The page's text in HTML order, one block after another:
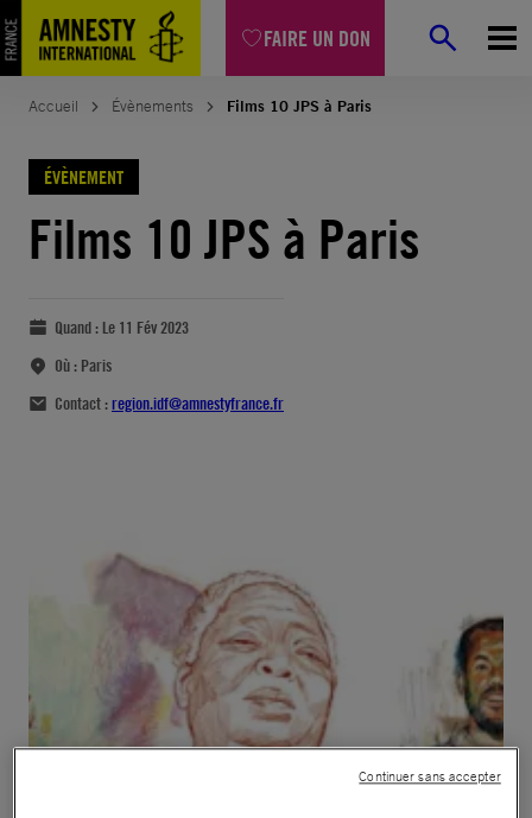
FAIRE UN DON
Accueil Évènements Films 10 JPS à Paris
ÉVÈNEMENT
Films 10 JPS à Paris
Quand : Le 11 Fév 2023
Où : Paris
Contact :region.idf@amnestyfrance.fr
Continuer sans accepter